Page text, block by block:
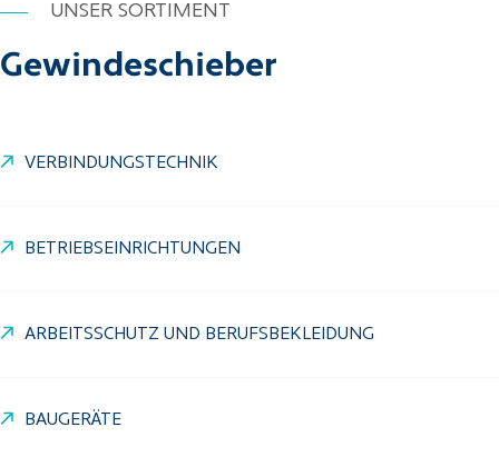
UNSER SORTIMENT
Gewindeschieber
VERBINDUNGSTECHNIK
BETRIEBSEINRICHTUNGEN
ARBEITSSCHUTZ UND BERUFSBEKLEIDUNG
BAUGERÄTE